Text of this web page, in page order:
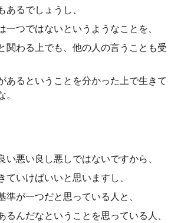
あるでしょうし、
一つではないというようなことを、
関わる上でも、他の人の言うことも受
あるということを分かった上で生きて
い悪い良し悪しではないですから、
ていけばいいと思いますし、
準が一つだと思っている人と、
るんだなということを思っている人、